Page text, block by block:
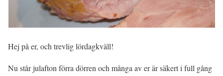
Hej på er, och trevlig lördagkväll!
Nu står julafton förra dörren och många av er är säkert i full gång